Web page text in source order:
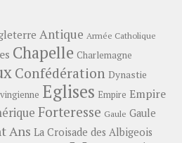
Antique Armée Catholique
Chapelle Charlemagne
Confédération Dynastie
Eglises Empire Empire
Forteresse Gaule Gaule
Ans La Croisade des Albigeois